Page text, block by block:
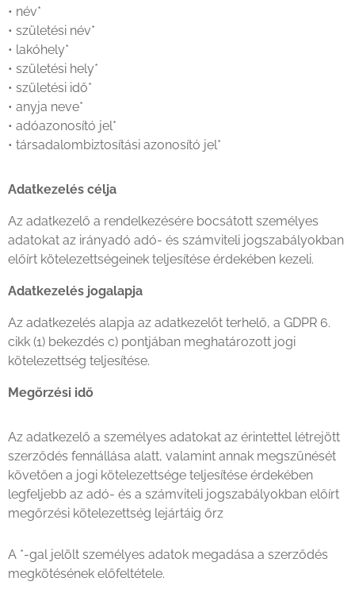
• név*
• születési név*
• lakóhely*
• születési hely*
• születési idő*
• anyja neve*
• adóazonosító jel*
• társadalombiztosítási azonosító jel*
Adatkezelés célja
Az adatkezelő a rendelkezésére bocsátott személyes
adatokat az irányadó adó- és számviteli jogszabályokban
előírt kötelezettségeinek teljesítése érdekében kezeli.
Adatkezelés jogalapja
Az adatkezelés alapja az adatkezelőt terhelő, a GDPR 6.
cikk (1) bekezdés c) pontjában meghatározott jogi
kötelezettség teljesítése.
Megőrzési idő
Az adatkezelő a személyes adatokat az érintettel létrejött
szerződés fennállása alatt, valamint annak megszűnését
követően a jogi kötelezettsége teljesítése érdekében
legfeljebb az adó- és a számviteli jogszabályokban előírt
megőrzési kötelezettség lejártáig őrz
A *-gal jelölt személyes adatok megadása a szerződés
megkötésének előfeltétele.